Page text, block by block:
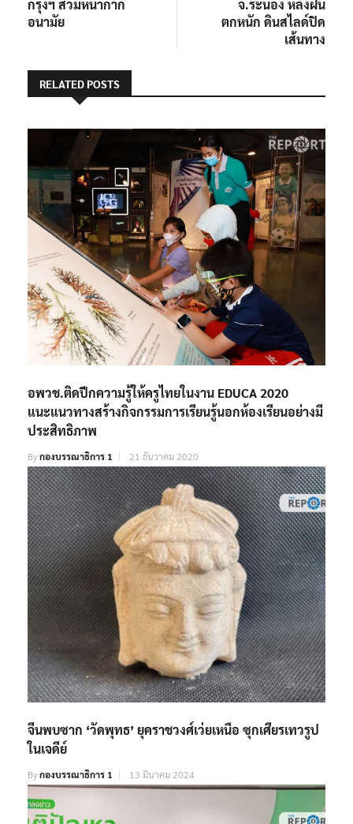
เรื่อง
‘ชัชชาติ’ มอง ท่อง
เที่ยวเริ่มฟื้น เตือนคน
เปิดการจราจรแล้ว
ทล.4 กระบุรี – หงาว
จ.ระนอง หลังฝน
อพวช.ติดปีกความรู้ให้ครูไทยในงาน EDUCA 2020
ประสิทธิภาพ
Byกองบรรณาธิการ 1 21 ธันวาคม 2020
ในเจดีย์
Byกองบรรณาธิการ 1